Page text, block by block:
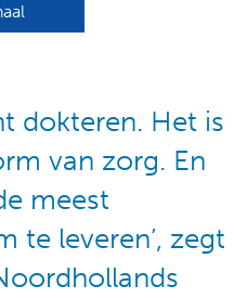
dokteren. Het is
van zorg. En
meest
te leveren’, zegt